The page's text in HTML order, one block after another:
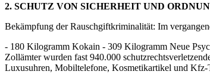
2. SCHUTZ VON SICHERHEIT UND
Bekämpfung der Rauschgiftkriminalität: Im
- 180 Kilogramm Kokain - 309 Kilogramm Neue
Zollämter wurden fast 940.000
Luxusuhren, Mobiltelefone, Kosmetikartikel und Kfz-